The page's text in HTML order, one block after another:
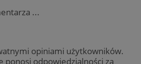
...
opiniami użytkowników.
ponosi odpowiedzialności za